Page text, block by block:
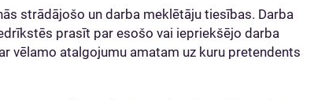
strādājošo un darba meklētāju tiesības. Darba
prasīt par esošo vai iepriekšējo darba
vēlamo atalgojumu amatam uz kuru pretendents